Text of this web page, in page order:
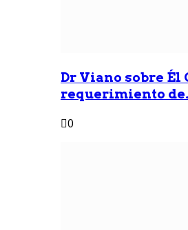
Dr Viano sobre Él
requerimiento
0